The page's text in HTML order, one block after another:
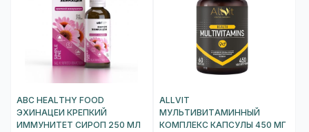
ABC HEALTHY FOOD
ЭХИНАЦЕИ КРЕПКИЙ
ИММУНИТЕТ СИРОП 250 МЛ
ALLVIT
МУЛЬТИВИТАМИННЫЙ
КОМПЛЕКС КАПСУЛЫ 450 МГ